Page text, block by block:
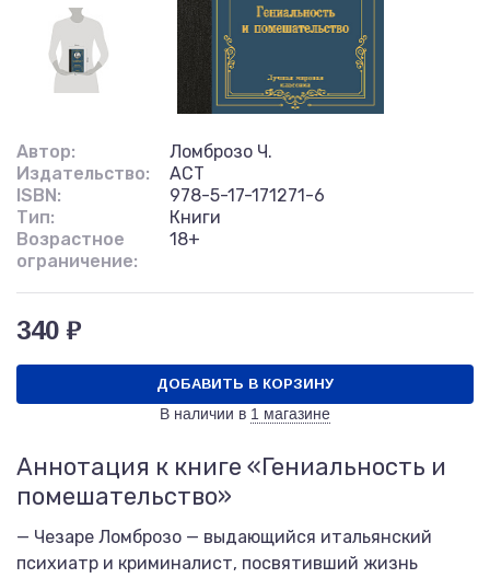
Автор:
Ломброзо Ч.
Издательство:
АСТ
ISBN:
978-5-17-171271-6
Тип:
Книги
Возрастное
ограничение:
18+
340 ₽
ДОБАВИТЬ В КОРЗИНУ
В наличии в 1 магазине
Аннотация к книге «Гениальность и
помешательство»
— Чезаре Ломброзо — выдающийся итальянский
психиатр и криминалист, посвятивший жизнь